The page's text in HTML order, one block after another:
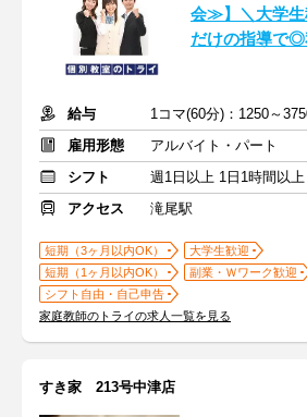
会≫】＼大学生
だけの指導で◎
給与
1コマ(60分)：1250～
雇用形態
アルバイト・パート
シフト
週1日以上 1日1時間以上
アクセス
滝尾駅
短期（3ヶ月以内OK）
大学生歓迎
短期（1ヶ月以内OK）
副業・Ｗワーク歓迎
シフト自由・自己申告
家庭教師のトライの求人一覧を見る
すき家 213号中津店